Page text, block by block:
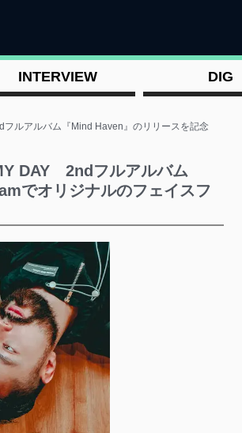
INTERVIEW DIG
ルアルバム『Mind Haven』のリリースを記念
DAY 2ndフルアルバム
でオリジナルのフェイスフ